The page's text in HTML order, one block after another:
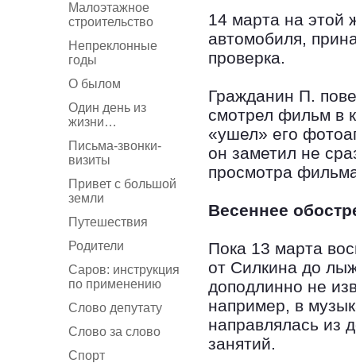
Малоэтажное
строительство
Непреклонные
годы
О былом
Один день из
жизни…
Письма-звонки-
визиты
Привет с большой
земли
Путешествия
Родители
Саров: инструкция
по применению
Слово депутату
Слово за слово
Спорт
14 марта на этой
автомобиля,
проверка.
Гражданин П.
смотрел фильм в
«ушел» его
он заметил не
просмотра
Весеннее
Пока 13 марта
от Силкина до
доподлинно не
например, в
направлялась из
занятий.